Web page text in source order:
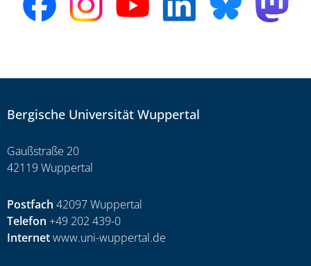
Bergische Universität Wuppertal
Gaußstraße 20
42119 Wuppertal
Postfach 42097 Wuppertal
Telefon +49 202 439-0
Internetwww.uni-wuppertal.de